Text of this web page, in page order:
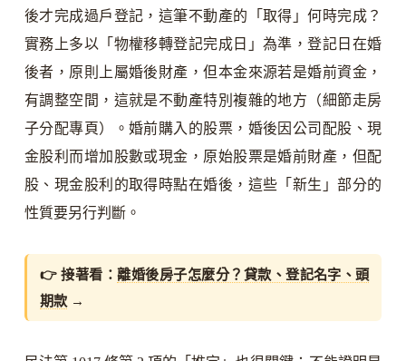
後才完成過戶登記，這筆不動產的「取得」何時完成？
實務上多以「物權移轉登記完成日」為準，登記日在婚
後者，原則上屬婚後財產，但本金來源若是婚前資金，
有調整空間，這就是不動產特別複雜的地方（細節走房
子分配專頁）。婚前購入的股票，婚後因公司配股、現
金股利而增加股數或現金，原始股票是婚前財產，但配
股、現金股利的取得時點在婚後，這些「新生」部分的
性質要另行判斷。
👉 接著看：離婚後房子怎麼分？貸款、登記名字、頭
期款→